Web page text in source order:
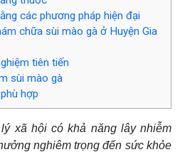
các phương pháp hiện đại
chữa sùi mào gà ở Huyện Gia
tiên tiến
sùi mào gà
hợp
xã hội có khả năng lây nhiễm
nghiêm trọng đến sức khỏe